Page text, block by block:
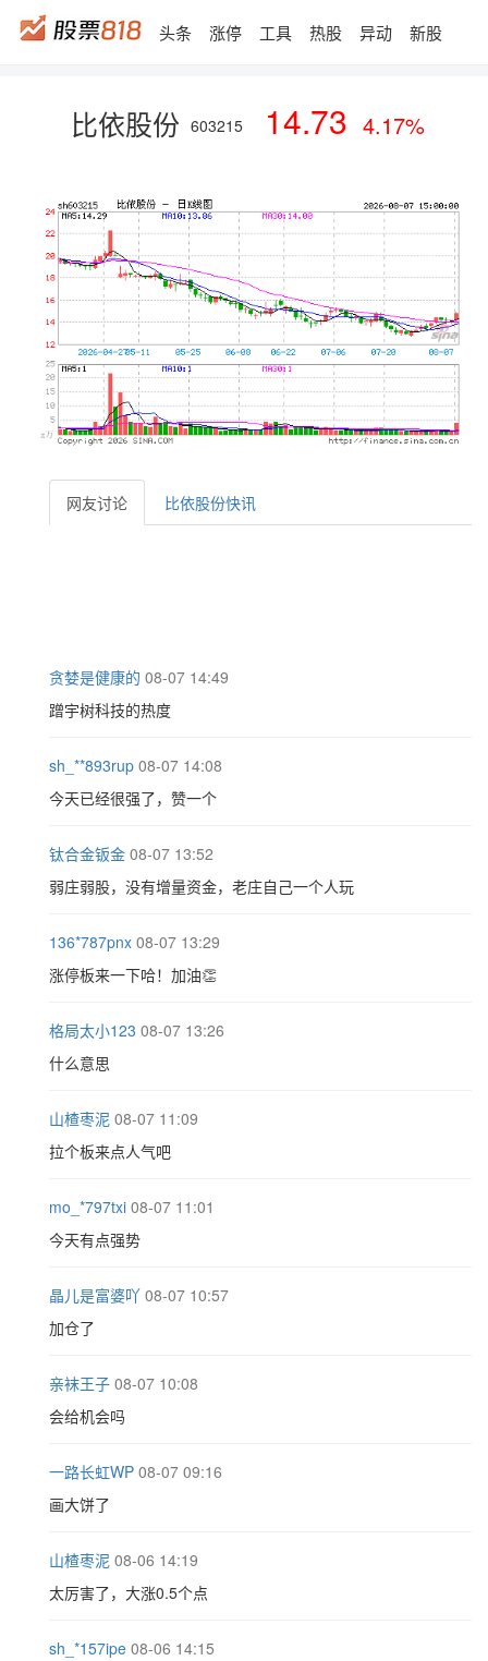
头条 涨停 工具 热股 异动 新股
比依股份 603215 14.73 4.17%
网友讨论 比依股份快讯
贪婪是健康的 08-07 14:49
蹭宇树科技的热度
sh_**893rup 08-07 14:08
今天已经很强了，赞一个
钛合金钣金 08-07 13:52
弱庄弱股，没有增量资金，老庄自己一个人玩
136*787pnx 08-07 13:29
涨停板来一下哈！加油👏
格局太小123 08-07 13:26
什么意思
山楂枣泥 08-07 11:09
拉个板来点人气吧
mo_*797txi 08-07 11:01
今天有点强势
晶儿是富婆吖 08-07 10:57
加仓了
亲袜王子 08-07 10:08
会给机会吗
一路长虹WP 08-07 09:16
画大饼了
山楂枣泥 08-06 14:19
太厉害了，大涨0.5个点
sh_*157ipe 08-06 14:15